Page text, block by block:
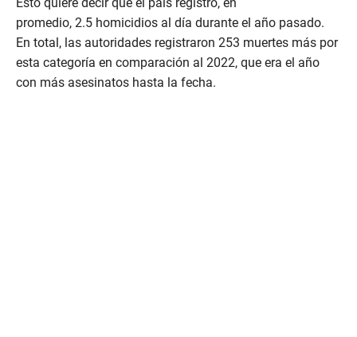
promedio, 2.5 homicidios al día durante el año pasado.
En total, las autoridades registraron 253 muertes más por
esta categoría en comparación al 2022, que era el año
con más asesinatos hasta la fecha.